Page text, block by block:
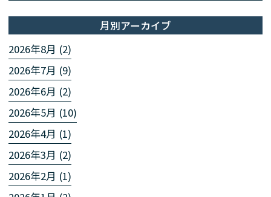
月別アーカイブ
2026年8月 (2)
2026年7月 (9)
2026年6月 (2)
2026年5月 (10)
2026年4月 (1)
2026年3月 (2)
2026年2月 (1)